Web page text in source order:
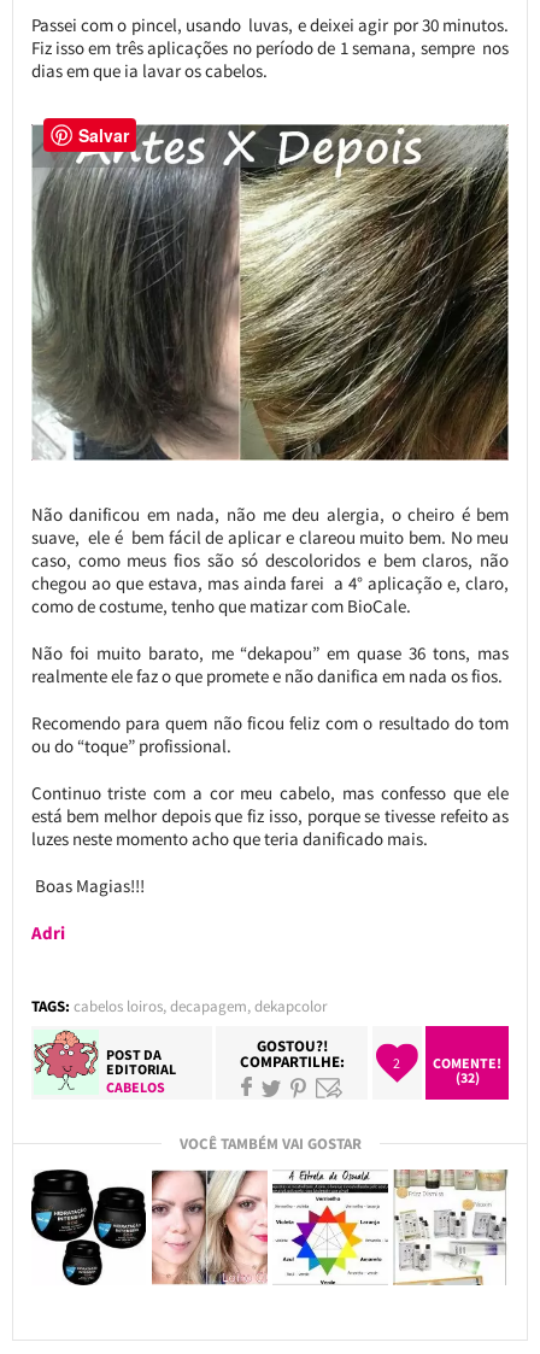
Passei com o pincel, usando luvas, e deixei agir por 30 minutos.
Fiz isso em três aplicações no período de 1 semana, sempre nos
dias em que ia lavar os cabelos.
Não danificou em nada, não me deu alergia, o cheiro é bem
suave, ele é bem fácil de aplicar e clareou muito bem. No meu
caso, como meus fios são só descoloridos e bem claros, não
chegou ao que estava, mas ainda farei a 4° aplicação e, claro,
como de costume, tenho que matizar com BioCale.
Não foi muito barato, me “dekapou” em quase 36 tons, mas
realmente ele faz o que promete e não danifica em nada os fios.
Recomendo para quem não ficou feliz com o resultado do tom
ou do “toque” profissional.
Continuo triste com a cor meu cabelo, mas confesso que ele
está bem melhor depois que fiz isso, porque se tivesse refeito as
luzes neste momento acho que teria danificado mais.
Boas Magias!!!
Adri
TAGS: cabelos loiros,decapagem,dekapcolor
POST DA
EDITORIAL
CABELOS
GOSTOU?!
COMPARTILHE: 2
COMENTE!
(32)
VOCÊ TAMBÉM VAI GOSTAR
Salvar